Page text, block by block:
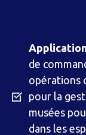
de
opérations
pour la
musées
dans les